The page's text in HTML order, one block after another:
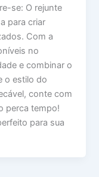
se: O rejunte
para criar
Com a
no
e combinar o
o estilo do
conte com
perca tempo!
para sua